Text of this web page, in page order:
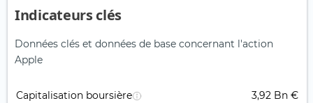
Indicateurs clés
Données clés et données de base concernant l'action
Apple
Capitalisation boursière 3,92 Bn €